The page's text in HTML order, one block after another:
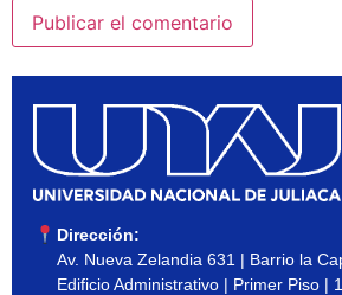
Dirección:
Av. Nueva Zelandia 631 | Barrio la
Edificio Administrativo | Primer Piso |